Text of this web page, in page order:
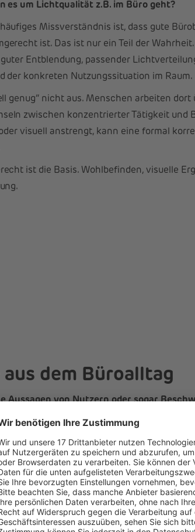
es um Lichtqualität z.B. im Büro geht?
häufiges Missverständnis ist, dass gute
ist. Das ist nur ein Teil der
Entblendung, passender
der konkreten Nutzungssituation im Raum.
genug“ nicht aus. Menschen arbeiten
zwischen konzentrierter Tätigkeit und
visuell anstrengt, kann eine formal
ist die Basis. Wohlbefinden, visuelle
dem Büroalltag
Aussagen von Nutzern oder sogar
sollte man bei Aussagen wie:
anstrengend.
häufig.
auf dem Bildschirm.
Helligkeit unangenehm oder kalt.